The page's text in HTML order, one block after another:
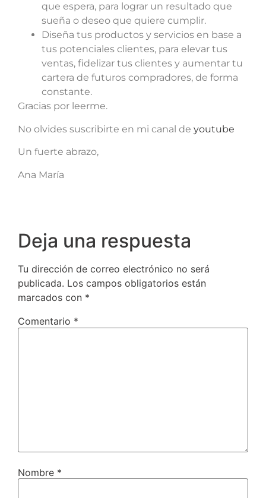
que espera, para lograr un resultado que
sueña o deseo que quiere cumplir.
Diseña tus productos y servicios en base a
tus potenciales clientes, para elevar tus
ventas, fidelizar tus clientes y aumentar tu
cartera de futuros compradores, de forma
constante.
Gracias por leerme.
No olvides suscribirte en mi canal de youtube
Un fuerte abrazo,
Ana María
Deja una respuesta
Tu dirección de correo electrónico no será
publicada. Los campos obligatorios están
marcados con *
Comentario *
Nombre *